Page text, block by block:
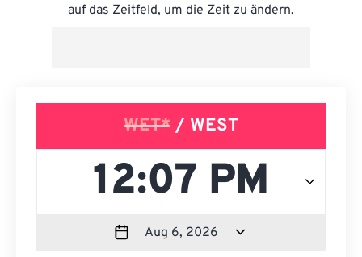
auf das Zeitfeld, um die Zeit zu ändern.
WET* / WEST